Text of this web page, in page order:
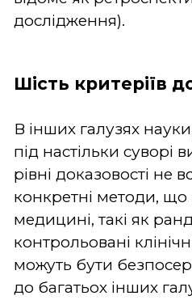
дослідження).
Шість критеріїв
В інших галузях
під настільки суворі
рівні доказовості не
конкретні методи, що
медицині, такі як
контрольовані
можуть бути
до багатьох інших